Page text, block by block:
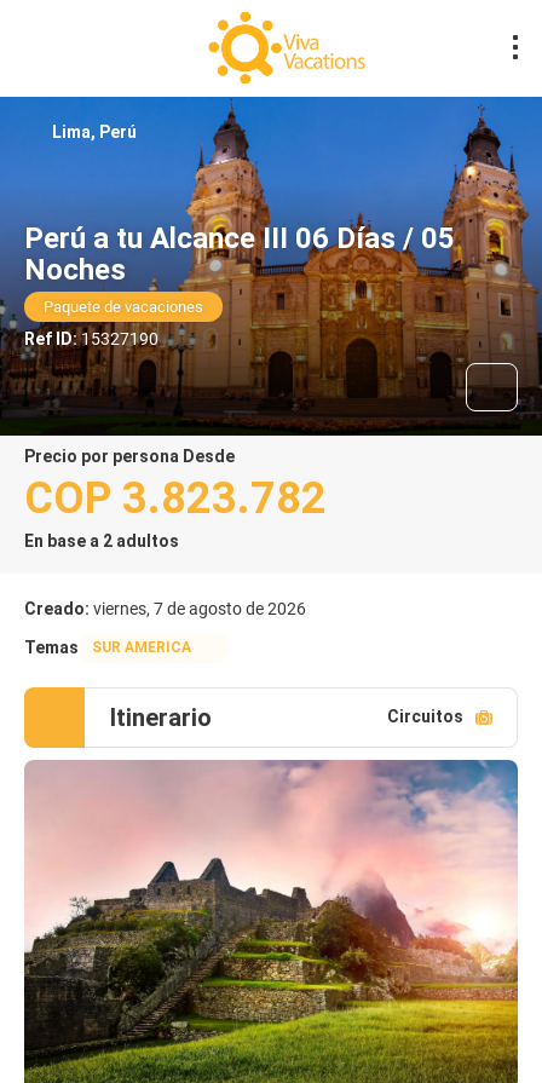
Perú a tu Alcance III 06 Días / 05
Noches
Paquete de vacaciones
Ref ID:15327190
Lima, Perú
precio por persona Desde
COP 3.823.782
En base a 2 adultos
Creado: viernes, 7 de agosto de 2026
Temas
SUR AMERICA
Itinerario Circuitos